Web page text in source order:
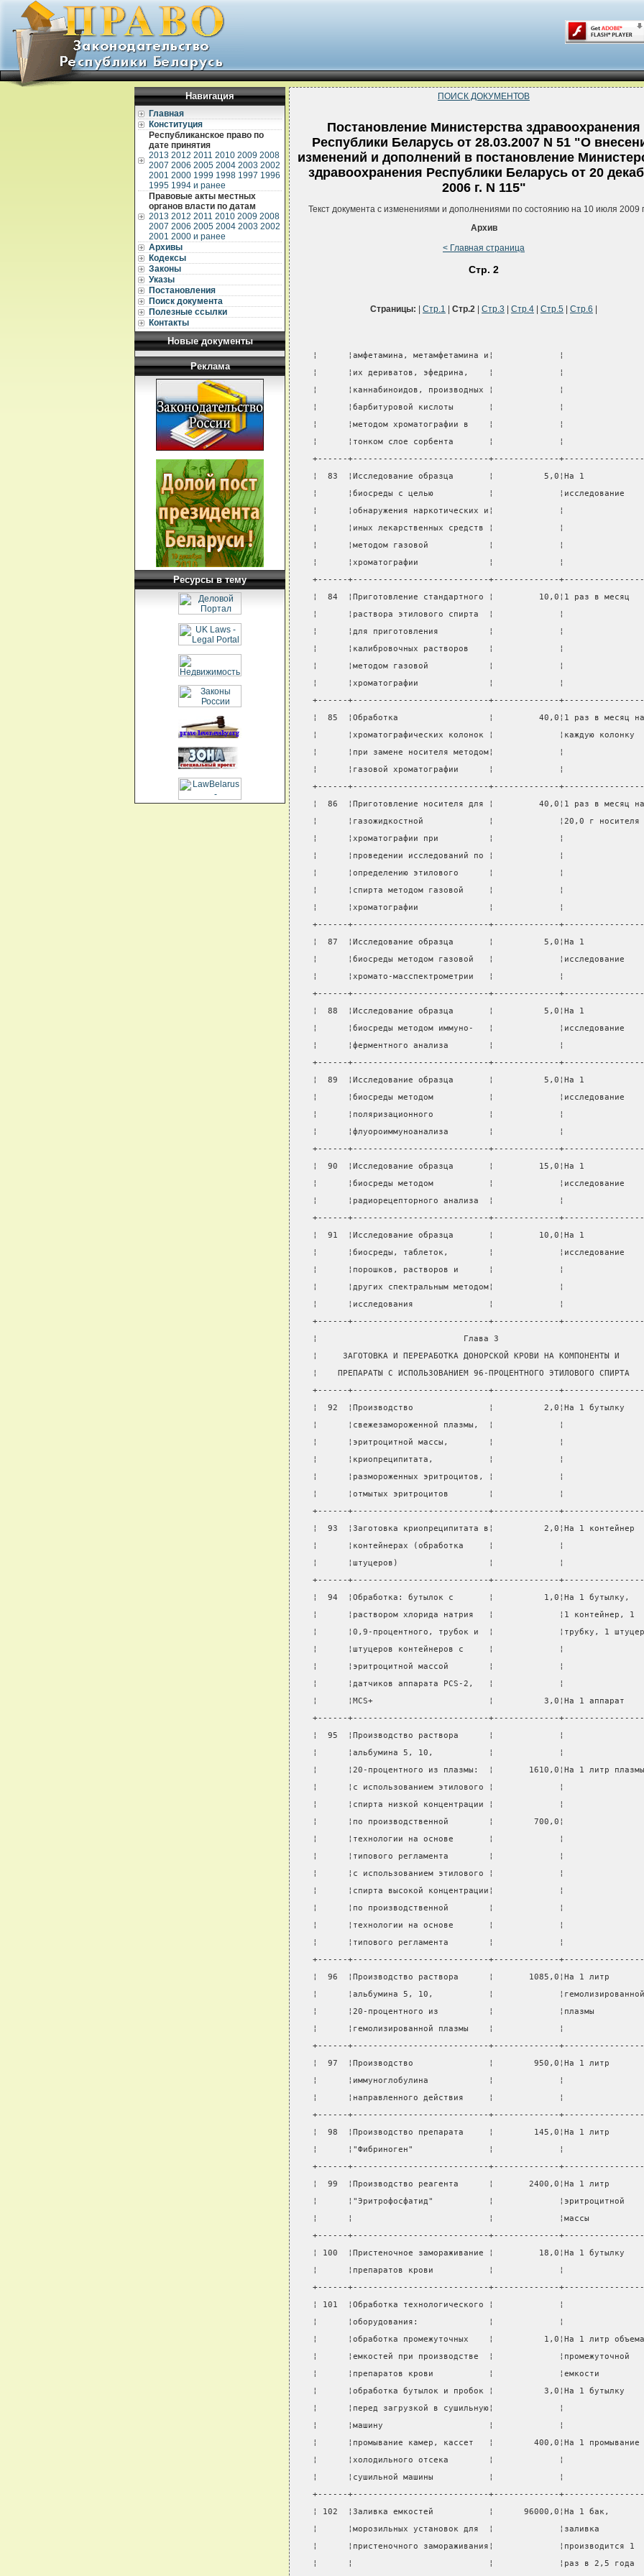
Навигация
Главная
Конституция
Республиканское право по
дате принятия
2013 2012 2011 2010 2009 2008
2007 2006 2005 2004 2003 2002
2001 2000 1999 1998 1997 1996
1995 1994 и ранее
Правовые акты местных
органов власти по датам
2013 2012 2011 2010 2009 2008
2007 2006 2005 2004 2003 2002
2001 2000 и ранее
Архивы
Кодексы
Законы
Указы
Постановления
Поиск документа
Полезные ссылки
Контакты
Новые документы
Реклама
Ресурсы в тему
ПОИСК ДОКУМЕНТОВ
Постановление Министерства здравоохранения
Республики Беларусь от 28.03.2007 N 51 "О
изменений и дополнений в постановление
здравоохранения Республики Беларусь от 20
2006 г. N 115"
Текст документа с изменениями и дополнениями по состоянию на 10 июля 2009
Архив
< Главная страница
Стр. 2
Страницы: Стр.1 Стр.2 Стр.3 Стр.4 Стр.5 Стр.6
¦      ¦амфетамина, метамфетамина и¦             ¦
¦      ¦их дериватов, эфедрина,    ¦             ¦
¦      ¦каннабиноидов, производных ¦             ¦
¦      ¦барбитуровой кислоты       ¦             ¦
¦      ¦методом хроматографии в    ¦             ¦
¦      ¦тонком слое сорбента       ¦             ¦
+------+---------------------------+-------------
¦  83  ¦Исследование образца       ¦          5,0¦На 1
¦      ¦биосреды с целью           ¦             ¦исследование
¦      ¦обнаружения наркотических и¦             ¦
¦      ¦иных лекарственных средств ¦             ¦
¦      ¦методом газовой            ¦             ¦
¦      ¦хроматографии              ¦             ¦
+------+---------------------------+-------------
¦  84  ¦Приготовление стандартного ¦         10,0¦1 раз в месяц
¦      ¦раствора этилового спирта  ¦             ¦
¦      ¦для приготовления          ¦             ¦
¦      ¦калибровочных растворов    ¦             ¦
¦      ¦методом газовой            ¦             ¦
¦      ¦хроматографии              ¦             ¦
+------+---------------------------+-------------
¦  85  ¦Обработка                  ¦         40,0¦1 раз в месяц на
¦      ¦хроматографических колонок ¦             ¦каждую колонку
¦      ¦при замене носителя методом¦             ¦
¦      ¦газовой хроматографии      ¦             ¦
+------+---------------------------+-------------
¦  86  ¦Приготовление носителя для ¦         40,0¦1 раз в месяц
¦      ¦газожидкостной             ¦             ¦20,0 г носителя
¦      ¦хроматографии при          ¦             ¦
¦      ¦проведении исследований по ¦             ¦
¦      ¦определению этилового      ¦             ¦
¦      ¦спирта методом газовой     ¦             ¦
¦      ¦хроматографии              ¦             ¦
+------+---------------------------+-------------
¦  87  ¦Исследование образца       ¦          5,0¦На 1
¦      ¦биосреды методом газовой   ¦             ¦исследование
¦      ¦хромато-масспектрометрии   ¦             ¦
+------+---------------------------+-------------
¦  88  ¦Исследование образца       ¦          5,0¦На 1
¦      ¦биосреды методом иммуно-   ¦             ¦исследование
¦      ¦ферментного анализа        ¦             ¦
+------+---------------------------+-------------
¦  89  ¦Исследование образца       ¦          5,0¦На 1
¦      ¦биосреды методом           ¦             ¦исследование
¦      ¦поляризационного           ¦             ¦
¦      ¦флуороиммуноанализа        ¦             ¦
+------+---------------------------+-------------
¦  90  ¦Исследование образца       ¦         15,0¦На 1
¦      ¦биосреды методом           ¦             ¦исследование
¦      ¦радиорецепторного анализа  ¦             ¦
+------+---------------------------+-------------
¦  91  ¦Исследование образца       ¦         10,0¦На 1
¦      ¦биосреды, таблеток,        ¦             ¦исследование
¦      ¦порошков, растворов и      ¦             ¦
¦      ¦других спектральным методом¦             ¦
¦      ¦исследования               ¦             ¦
+------+---------------------------+-------------
¦                             Глава 3
¦     ЗАГОТОВКА И ПЕРЕРАБОТКА ДОНОРСКОЙ КРОВИ НА КОМПОНЕНТЫ И
¦    ПРЕПАРАТЫ С ИСПОЛЬЗОВАНИЕМ 96-ПРОЦЕНТНОГО ЭТИЛОВОГО СПИРТА
+------+---------------------------+-------------
¦  92  ¦Производство               ¦          2,0¦На 1 бутылку
¦      ¦свежезамороженной плазмы,  ¦             ¦
¦      ¦эритроцитной массы,        ¦             ¦
¦      ¦криопреципитата,           ¦             ¦
¦      ¦размороженных эритроцитов, ¦             ¦
¦      ¦отмытых эритроцитов        ¦             ¦
+------+---------------------------+-------------
¦  93  ¦Заготовка криопреципитата в¦          2,0¦На 1 контейнер
¦      ¦контейнерах (обработка     ¦             ¦
¦      ¦штуцеров)                  ¦             ¦
+------+---------------------------+-------------
¦  94  ¦Обработка: бутылок с       ¦          1,0¦На 1 бутылку,
¦      ¦раствором хлорида натрия   ¦             ¦1 контейнер, 1
¦      ¦0,9-процентного, трубок и  ¦             ¦трубку, 1
¦      ¦штуцеров контейнеров с     ¦             ¦
¦      ¦эритроцитной массой        ¦             ¦
¦      ¦датчиков аппарата РСS-2,   ¦             ¦
¦      ¦МСS+                       ¦          3,0¦На 1 аппарат
+------+---------------------------+-------------
¦  95  ¦Производство раствора      ¦             ¦
¦      ¦альбумина 5, 10,           ¦             ¦
¦      ¦20-процентного из плазмы:  ¦       1610,0¦На 1 литр
¦      ¦с использованием этилового ¦             ¦
¦      ¦спирта низкой концентрации ¦             ¦
¦      ¦по производственной        ¦        700,0¦
¦      ¦технологии на основе       ¦             ¦
¦      ¦типового регламента        ¦             ¦
¦      ¦с использованием этилового ¦             ¦
¦      ¦спирта высокой концентрации¦             ¦
¦      ¦по производственной        ¦             ¦
¦      ¦технологии на основе       ¦             ¦
¦      ¦типового регламента        ¦             ¦
+------+---------------------------+-------------
¦  96  ¦Производство раствора      ¦       1085,0¦На 1 литр
¦      ¦альбумина 5, 10,           ¦             ¦гемолизированной
¦      ¦20-процентного из          ¦             ¦плазмы
¦      ¦гемолизированной плазмы    ¦             ¦
+------+---------------------------+-------------
¦  97  ¦Производство               ¦        950,0¦На 1 литр
¦      ¦иммуноглобулина            ¦             ¦
¦      ¦направленного действия     ¦             ¦
+------+---------------------------+-------------
¦  98  ¦Производство препарата     ¦        145,0¦На 1 литр
¦      ¦"Фибриноген"               ¦             ¦
+------+---------------------------+-------------
¦  99  ¦Производство реагента      ¦       2400,0¦На 1 литр
¦      ¦"Эритрофосфатид"           ¦             ¦эритроцитной
¦      ¦                           ¦             ¦массы
+------+---------------------------+-------------
¦ 100  ¦Пристеночное замораживание ¦         18,0¦На 1 бутылку
¦      ¦препаратов крови           ¦             ¦
+------+---------------------------+-------------
¦ 101  ¦Обработка технологического ¦             ¦
¦      ¦оборудования:              ¦             ¦
¦      ¦обработка промежуточных    ¦          1,0¦На 1 литр
¦      ¦емкостей при производстве  ¦             ¦промежуточной
¦      ¦препаратов крови           ¦             ¦емкости
¦      ¦обработка бутылок и пробок ¦          3,0¦На 1 бутылку
¦      ¦перед загрузкой в сушильную¦             ¦
¦      ¦машину                     ¦             ¦
¦      ¦промывание камер, кассет   ¦        400,0¦На 1 промывание
¦      ¦холодильного отсека        ¦             ¦
¦      ¦сушильной машины           ¦             ¦
+------+---------------------------+-------------
¦ 102  ¦Заливка емкостей           ¦      96000,0¦На 1 бак,
¦      ¦морозильных установок для  ¦             ¦заливка
¦      ¦пристеночного замораживания¦             ¦производится 1
¦      ¦                           ¦             ¦раз в 2,5 года